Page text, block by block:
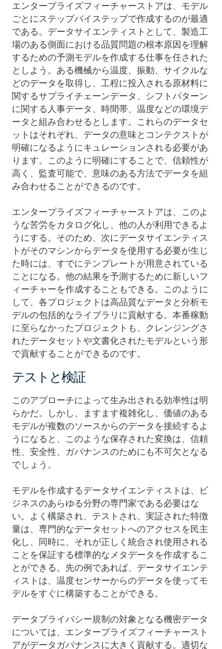
エンタープライズフィーチャーストアは、モデル
ごとにステップバイステップで作成するのが最適
である。データサイエンティストとして、製造工
場のある側面における品質問題の根本原因を理解
するための予測モデルを作成する仕事を任された
としよう。ある機械から温度、振動、サイクルな
どのデータを取得し、工程に投入される原材料に
関するサプライチェーンデータ、シフトパターン
に関する人事データ、時間帯、温度などの環境デ
ータと組み合わせるとします。これらのデータセ
ットはそれぞれ、データの意味とコンテクストが
明確になるようにキュレーションされる必要があ
ります。このように明確にすることで、信頼性が
高く、監査可能で、意味のある方法でデータを組
み合わせることができるのです。
エンタープライズフィーチャーストアは、このよ
うな苦労をカタログ化し、他の人が利用できるよ
うにする。そのため、次にデータサイエンティス
トがそのマシンからデータを使用する必要が生じ
た時には、すでにテンプレートが用意されている
ことになる。他の結果を予測するために新しいフ
ィーチャーを作成することもできる。このように
して、各プロジェクトは高品質なデータと分析モ
デルの包括的なライブラリに貢献する。本番稼動
に至らなかったプロジェクトも、クレンジングさ
れたデータセットや文書化されたモデルという形
で貢献することができるのです。
テストと検証
このアプローチによって生み出される効率性は明
らかだ。しかし、ますます複雑化し、価値のある
モデルが複数のソースからのデータを接続するよ
うになると、このような保存された変換は、信頼
性、安全性、ガバナンスのためにも不可欠となる
でしょう。
モデルを作成するデータサイエンティストは、ビ
ジネスのあらゆる分野の専門家である必要はな
い。よく構築され、テストされ、実証された特徴
量は、専門的なデータセットへのアクセスを民主
化し、同時に、それが正しく統合され使用される
ことを保証する標準的なメタデータを作成するこ
とができる。先の例であれば、データサイエンテ
ィストは、温度センサーからのデータを使ってモ
デルをすぐに構築することができる。
データプライバシー規制の対象となる機密データ
については、エンタープライズフィーチャースト
アがデータガバナンスに大きく貢献する。適切な